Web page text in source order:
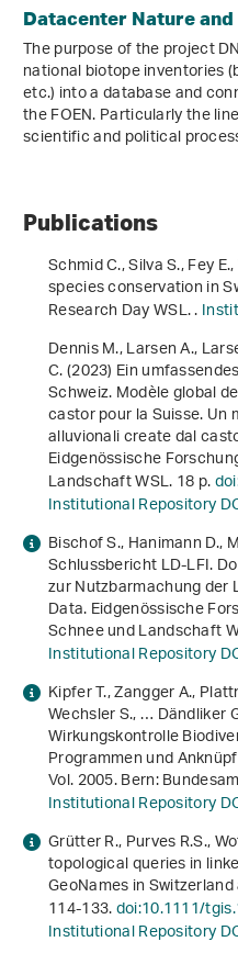
Datacenter Nature and
The purpose of the project
national biotope inventories
etc.) into a database and
the FOEN. Particularly the
scientific and political
Publications
Schmid C., Silva S., Fey
species conservation in
Research Day WSL. .
Dennis M., Larsen A.,
C. (2023)Ein
Schweiz. Modèle global
castor pour la Suisse.
alluvionali create dal
Eidgenössische
Landschaft WSL. 18 p.
Institutional Repository
Bischof S., Hanimann D.,
Schlussbericht LD-LFI.
zur Nutzbarmachung der
Data. Eidgenössische
Schnee und Landschaft
Institutional Repository
Kipfer T., Zangger A.,
Wechsler S., … Dändliker
Wirkungskontrolle
Programmen und
Vol. 2005. Bern:
Institutional Repository
Grütter R., Purves R.S.,
topological queries in
GeoNames in
114-133.doi:10.1111/
Institutional Repository